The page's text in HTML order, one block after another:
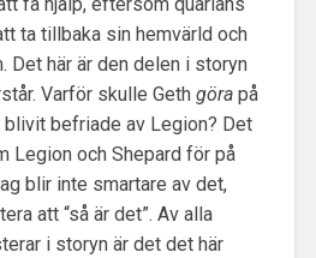
ta tillbaka sin hemvärld och
Det här är den delen i storyn
Varför skulle Geth görapå
befriade av Legion? Det
Legion och Shepard för på
blir inte smartare av det,
att “så är det”. Av alla
i storyn är det det här